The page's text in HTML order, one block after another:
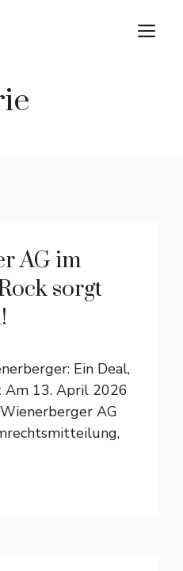
AG im
sorgt
Ein Deal,
13. April 2026
AG